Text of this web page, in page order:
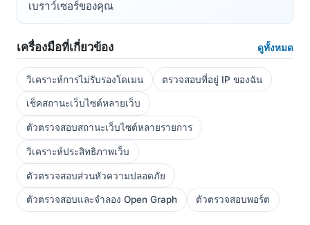
เบราว์เซอร์ของคุณ
เครื่องมือที่เกี่ยวข้อง ดูทั้งหมด
วิเคราะห์การไม่รับรองโดเมน ตรวจสอบที่อยู่ IP ของฉัน
เช็คสถานะเว็บไซต์หลายเว็บ
ตัวตรวจสอบสถานะเว็บไซต์หลายรายการ
วิเคราะห์ประสิทธิภาพเว็บ
ตัวตรวจสอบส่วนหัวความปลอดภัย
ตัวตรวจสอบและจำลอง Open Graph ตัวตรวจสอบพอร์ต